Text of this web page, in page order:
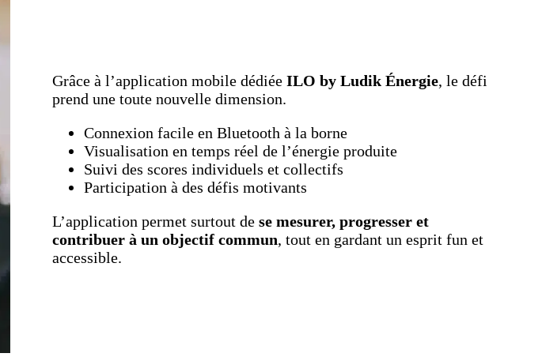
Grâce à l’application mobile dédiéeILO by Ludik Énergie, le défi
prend une toute nouvelle dimension.
Connexion facile en Bluetooth à la borne
Visualisation en temps réel de l’énergie produite
Suivi des scores individuels et collectifs
Participation à des défis motivants
L’application permet surtout dese mesurer, progresser et
contribuer à un objectif commun, tout en gardant un esprit fun et
accessible.